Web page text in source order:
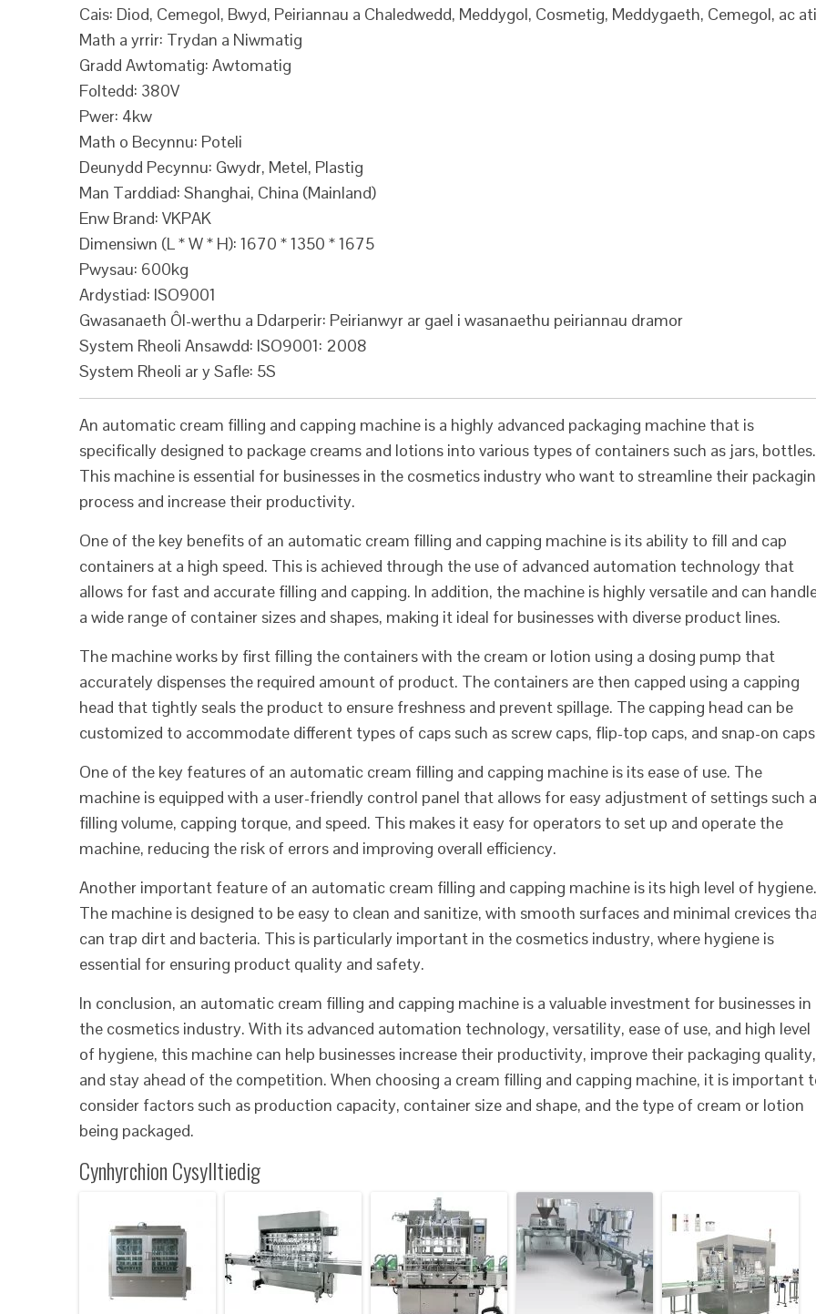
Cais: Diod, Cemegol, Bwyd, Peiriannau a Chaledwedd, Meddygol, Cosmetig, Meddygaeth, Cemegol, ac
Math a yrrir: Trydan a Niwmatig
Gradd Awtomatig: Awtomatig
Foltedd: 380V
Pwer: 4kw
Math o Becynnu: Poteli
Deunydd Pecynnu: Gwydr, Metel, Plastig
Man Tarddiad: Shanghai, China (Mainland)
Enw Brand: VKPAK
Dimensiwn (L * W * H): 1670 * 1350 * 1675
Pwysau: 600kg
Ardystiad: ISO9001
Gwasanaeth Ôl-werthu a Ddarperir: Peirianwyr ar gael i wasanaethu peiriannau dramor
System Rheoli Ansawdd: ISO9001: 2008
System Rheoli ar y Safle: 5S
An automatic cream filling and capping machine is a highly advanced packaging machine that is
specifically designed to package creams and lotions into various types of containers such as jars, bottles.
This machine is essential for businesses in the cosmetics industry who want to streamline their
process and increase their productivity.
One of the key benefits of an automatic cream filling and capping machine is its ability to fill and cap
containers at a high speed. This is achieved through the use of advanced automation technology that
allows for fast and accurate filling and capping. In addition, the machine is highly versatile and can
a wide range of container sizes and shapes, making it ideal for businesses with diverse product lines.
The machine works by first filling the containers with the cream or lotion using a dosing pump that
accurately dispenses the required amount of product. The containers are then capped using a capping
head that tightly seals the product to ensure freshness and prevent spillage. The capping head can be
customized to accommodate different types of caps such as screw caps, flip-top caps, and snap-on
One of the key features of an automatic cream filling and capping machine is its ease of use. The
machine is equipped with a user-friendly control panel that allows for easy adjustment of settings such
filling volume, capping torque, and speed. This makes it easy for operators to set up and operate the
machine, reducing the risk of errors and improving overall efficiency.
Another important feature of an automatic cream filling and capping machine is its high level of hygiene.
The machine is designed to be easy to clean and sanitize, with smooth surfaces and minimal crevices
can trap dirt and bacteria. This is particularly important in the cosmetics industry, where hygiene is
essential for ensuring product quality and safety.
In conclusion, an automatic cream filling and capping machine is a valuable investment for businesses in
the cosmetics industry. With its advanced automation technology, versatility, ease of use, and high level
of hygiene, this machine can help businesses increase their productivity, improve their packaging quality,
and stay ahead of the competition. When choosing a cream filling and capping machine, it is important
consider factors such as production capacity, container size and shape, and the type of cream or lotion
being packaged.
Cynhyrchion Cysylltiedig